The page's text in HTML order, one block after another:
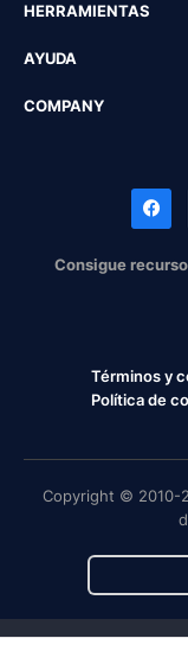
HERRAMIENTAS
AYUDA
COMPANY
Consigue
Términos y
Política de
Copyright © 2010-